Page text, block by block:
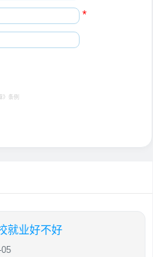
*
》 条例
就业好不好